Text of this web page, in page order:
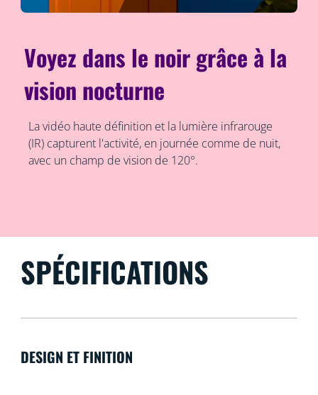
Voyez dans le noir grâce à la
vision nocturne
La vidéo haute définition et la lumière infrarouge
(IR) capturent l'activité, en journée comme de nuit,
avec un champ de vision de 120°.
SPÉCIFICATIONS
DESIGN ET FINITION